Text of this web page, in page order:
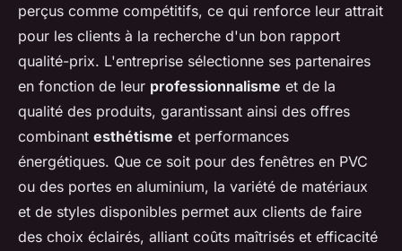
perçus comme compétitifs, ce qui renforce leur attrait
pour les clients à la recherche d'un bon rapport
qualité-prix. L'entreprise sélectionne ses partenaires
en fonction de leur professionnalisme et de la
qualité des produits, garantissant ainsi des offres
combinant esthétisme et performances
énergétiques. Que ce soit pour des fenêtres en PVC
ou des portes en aluminium, la variété de matériaux
et de styles disponibles permet aux clients de faire
des choix éclairés, alliant coûts maîtrisés et efficacité